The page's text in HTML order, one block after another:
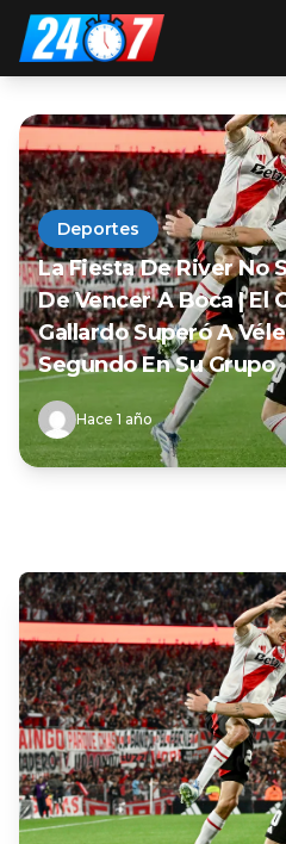
Deportes
La Fiesta De River No
De Vencer A Boca | El
Gallardo Superó A
Segundo En Su Grupo
Hace 1 año